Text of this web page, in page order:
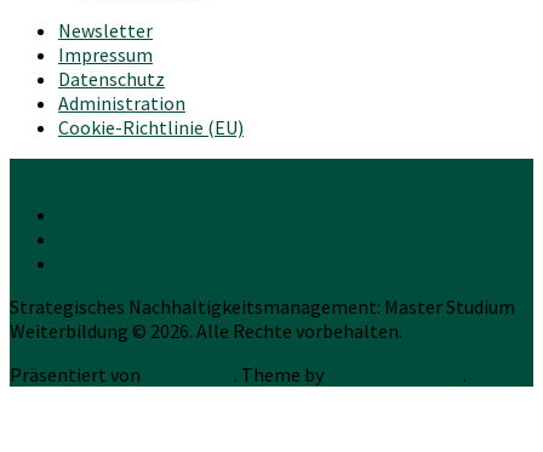
Newsletter
Impressum
Datenschutz
Administration
Cookie-Richtlinie (EU)
Strategisches Nachhaltigkeitsmanagement: Master Studium
Weiterbildung © 2026. Alle Rechte vorbehalten.
Präsentiert von
. Theme by .